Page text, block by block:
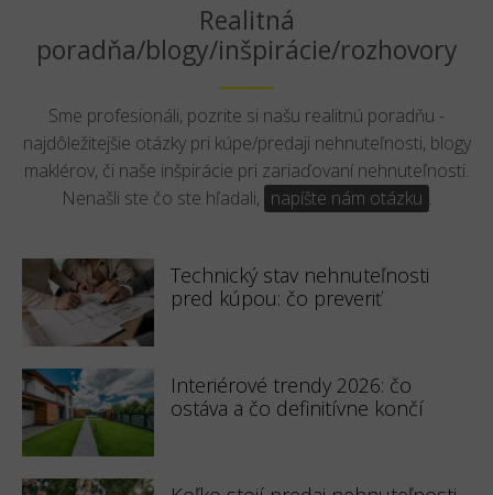
Realitná
poradňa/blogy/inšpirácie/rozhovory
Sme profesionáli, pozrite si našu realitnú poradňu -
najdôležitejšie otázky pri kúpe/predaji nehnuteľnosti, blogy
maklérov, či naše inšpirácie pri zariaďovaní nehnuteľnosti.
Nenašli ste čo ste hľadali, napíšte nám otázku .
Technický stav nehnuteľnosti
pred kúpou: čo preveriť
Interiérové trendy 2026: čo
ostáva a čo definitívne končí